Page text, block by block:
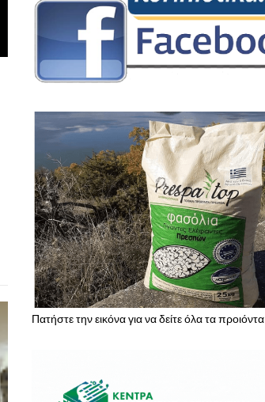
Πατήστε την εικόνα για να δείτε όλα τα προιόντα